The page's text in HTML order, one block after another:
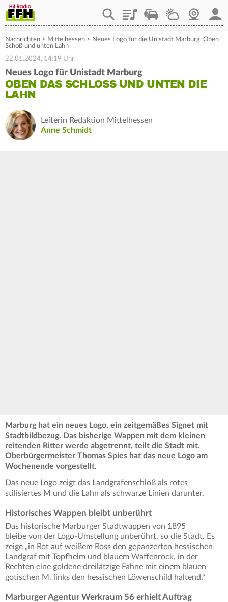
PlaylistStaupilotWetterWebcam
Nachrichten > Mittelhessen > Neues Logo für die Unistadt Marburg: Oben
Schoß und unten Lahn
22.01.2024, 14:19 Uhr
Neues Logo für Unistadt Marburg
OBEN DAS SCHLOSS UND UNTEN DIE
LAHN
Leiterin Redaktion Mittelhessen
Anne Schmidt
Marburg hat ein neues Logo, ein zeitgemäßes Signet mit
Stadtbildbezug. Das bisherige Wappen mit dem kleinen
reitenden Ritter werde abgetrennt, teilt die Stadt mit.
Oberbürgermeister Thomas Spies hat das neue Logo am
Wochenende vorgestellt.
Das neue Logo zeigt das Landgrafenschloß als rotes
stilisiertes M und die Lahn als schwarze Linien darunter.
Historisches Wappen bleibt unberührt
Das historische Marburger Stadtwappen von 1895
bleibe von der Logo-Umstellung unberührt, so die Stadt. Es
zeige „in Rot auf weißem Ross den gepanzerten hessischen
Landgraf mit Topfhelm und blauem Waffenrock, in der
Rechten eine goldene dreilätzige Fahne mit einem blauen
gotischen M, links den hessischen Löwenschild haltend.“
Marburger Agentur Werkraum 56 erhielt Auftrag